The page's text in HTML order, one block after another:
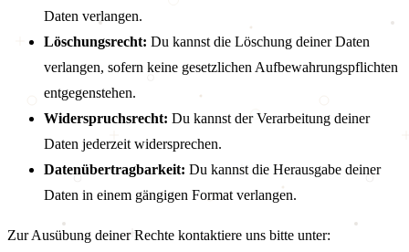
Daten verlangen.
Löschungsrecht: Du kannst die Löschung deiner Daten
verlangen, sofern keine gesetzlichen Aufbewahrungspflichten
entgegenstehen.
Widerspruchsrecht: Du kannst der Verarbeitung deiner
Daten jederzeit widersprechen.
Datenübertragbarkeit: Du kannst die Herausgabe deiner
Daten in einem gängigen Format verlangen.
Zur Ausübung deiner Rechte kontaktiere uns bitte unter: